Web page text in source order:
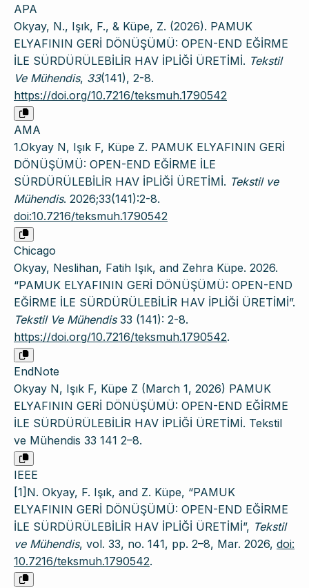
APA
Okyay, N., Işık, F., & Küpe, Z. (2026). PAMUK
ELYAFININ GERİ DÖNÜŞÜMÜ: OPEN-END EĞİRME
İLE SÜRDÜRÜLEBİLİR HAV İPLİĞİ ÜRETİMİ. Tekstil
Ve Mühendis, 33(141), 2-8.
https://doi.org/10.7216/teksmuh.1790542
AMA
1.Okyay N, Işık F, Küpe Z. PAMUK ELYAFININ GERİ
DÖNÜŞÜMÜ: OPEN-END EĞİRME İLE
SÜRDÜRÜLEBİLİR HAV İPLİĞİ ÜRETİMİ. Tekstil ve
Mühendis. 2026;33(141):2-8.
doi:10.7216/teksmuh.1790542
Chicago
Okyay, Neslihan, Fatih Işık, and Zehra Küpe. 2026.
“PAMUK ELYAFININ GERİ DÖNÜŞÜMÜ: OPEN-END
EĞİRME İLE SÜRDÜRÜLEBİLİR HAV İPLİĞİ ÜRETİMİ”.
Tekstil Ve Mühendis33 (141): 2-8.
https://doi.org/10.7216/teksmuh.1790542.
EndNote
Okyay N, Işık F, Küpe Z (March 1, 2026) PAMUK
ELYAFININ GERİ DÖNÜŞÜMÜ: OPEN-END EĞİRME
İLE SÜRDÜRÜLEBİLİR HAV İPLİĞİ ÜRETİMİ. Tekstil
ve Mühendis 33 141 2–8.
IEEE
[1]N. Okyay, F. Işık, and Z. Küpe, “PAMUK
ELYAFININ GERİ DÖNÜŞÜMÜ: OPEN-END EĞİRME
İLE SÜRDÜRÜLEBİLİR HAV İPLİĞİ ÜRETİMİ”, Tekstil
ve Mühendis, vol. 33, no. 141, pp. 2–8, Mar. 2026, doi:
10.7216/teksmuh.1790542.